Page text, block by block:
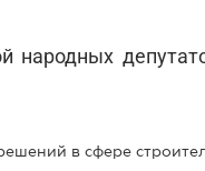
народных